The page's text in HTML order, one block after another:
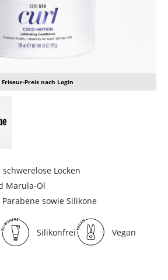
Friseur-Preis nach Login
Locken
Marula-Öl
sowie Silikone
Silikonfrei Vegan